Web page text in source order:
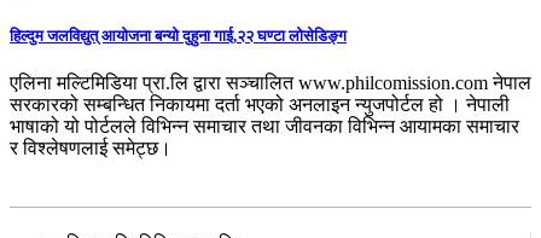
हिल्दुम जलविद्युत् आयोजना बन्यो दुहुना गाई,२२ घण्टा लोसेडिङ्ग
एलिना मल्टिमिडिया प्रा.लि द्वारा सञ्चालित www.philcomission.com नेपाल
सरकारको सम्बन्धित निकायमा दर्ता भएको अनलाइन न्युजपोर्टल हो । नेपाली
भाषाको यो पोर्टलले विभिन्न समाचार तथा जीवनका विभिन्न आयामका समाचार
र विश्लेषणलाई समेट्छ।